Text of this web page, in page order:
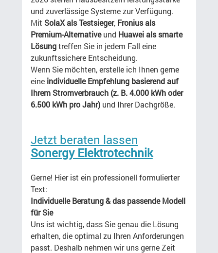
und zuverlässige Systeme zur Verfügung.
Mit SolaX als Testsieger, Fronius als
Premium-Alternative und Huawei als smarte
Lösung treffen Sie in jedem Fall eine
zukunftssichere Entscheidung.
Wenn Sie möchten, erstelle ich Ihnen gerne
eine individuelle Empfehlung basierend auf
Ihrem Stromverbrauch (z. B. 4.000 kWh oder
6.500 kWh pro Jahr) und Ihrer Dachgröße.
Jetzt beraten lassen
Sonergy Elektrotechnik
Gerne! Hier ist ein professionell formulierter
Text:
Individuelle Beratung & das passende Modell
für Sie
Uns ist wichtig, dass Sie genau die Lösung
erhalten, die optimal zu Ihren Anforderungen
passt. Deshalb nehmen wir uns gerne Zeit